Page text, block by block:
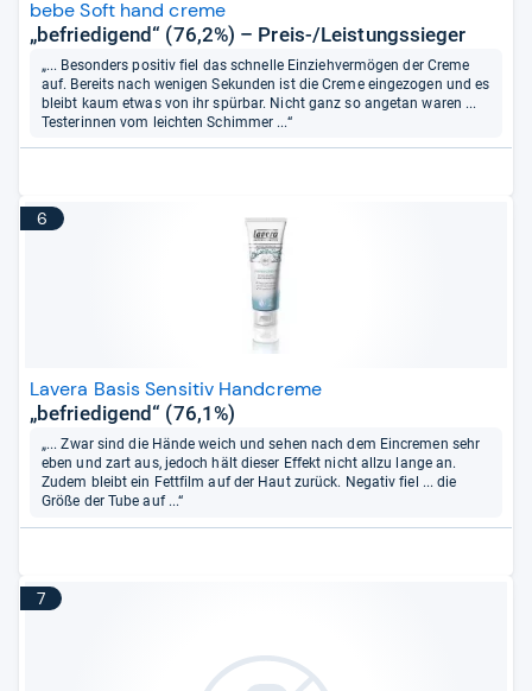
bebe Soft hand creme
„befriedigend“ (76,2%) – Preis-/Leistungssieger
„... Besonders positiv fiel das schnelle Einziehvermögen der Creme
auf. Bereits nach wenigen Sekunden ist die Creme eingezogen und es
bleibt kaum etwas von ihr spürbar. Nicht ganz so angetan waren ...
Testerinnen vom leichten Schimmer ...“
6
Lavera Basis Sensitiv Handcreme
„befriedigend“ (76,1%)
„... Zwar sind die Hände weich und sehen nach dem Eincremen sehr
eben und zart aus, jedoch hält dieser Effekt nicht allzu lange an.
Zudem bleibt ein Fettfilm auf der Haut zurück. Negativ fiel ... die
Größe der Tube auf ...“
7